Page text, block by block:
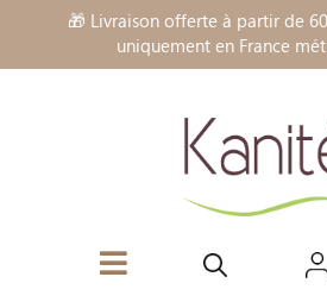
🎁 Livraison offerte à partir de
uniquement en France